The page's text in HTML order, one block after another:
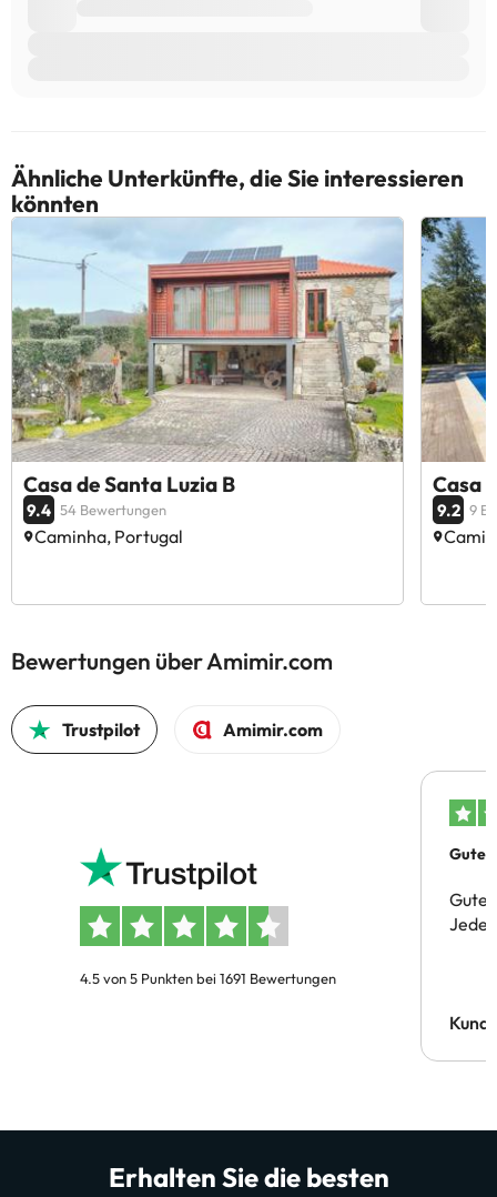
Ähnliche Unterkünfte, die Sie interessieren
könnten
Casa de Santa Luzia B
9.4 54 Bewertungen
Caminha, Portugal
Casa
9.2 9
Bewertungen über Amimir.com
Trustpilot Amimir.com
4.5 von 5 Punkten bei 1691 Bewertungen
Gutes
Gute
Erhalten Sie die besten